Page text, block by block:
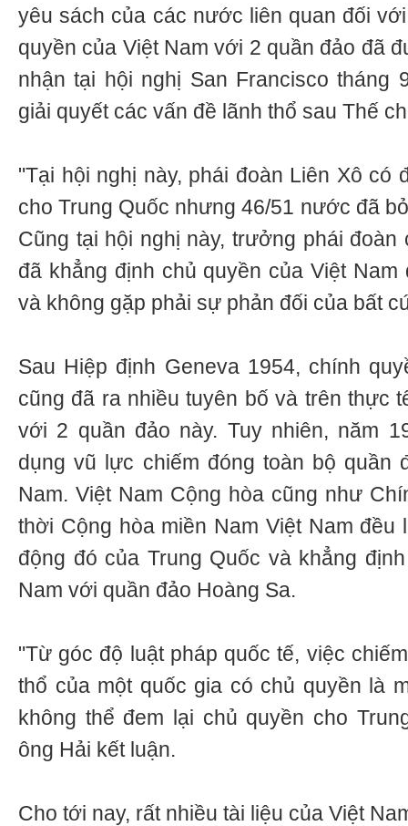
yêu sách của các nước liên quan đối
quyền của Việt Nam với 2 quần đảo đã
nhận tại hội nghị San Francisco tháng
giải quyết các vấn đề lãnh thổ sau Thế
"Tại hội nghị này, phái đoàn Liên Xô có
cho Trung Quốc nhưng 46/51 nước đã
Cũng tại hội nghị này, trưởng phái
đã khẳng định chủ quyền của Việt
và không gặp phải sự phản đối của bất
Sau Hiệp định Geneva 1954, chính
cũng đã ra nhiều tuyên bố và trên thực
với 2 quần đảo này. Tuy nhiên, năm
dụng vũ lực chiếm đóng toàn bộ quần
Nam. Việt Nam Cộng hòa cũng như
thời Cộng hòa miền Nam Việt Nam đều
động đó của Trung Quốc và khẳng
Nam với quần đảo Hoàng Sa.
"Từ góc độ luật pháp quốc tế, việc
thổ của một quốc gia có chủ quyền là
không thể đem lại chủ quyền cho
ông Hải kết luận.
Cho tới nay, rất nhiều tài liệu của Việt